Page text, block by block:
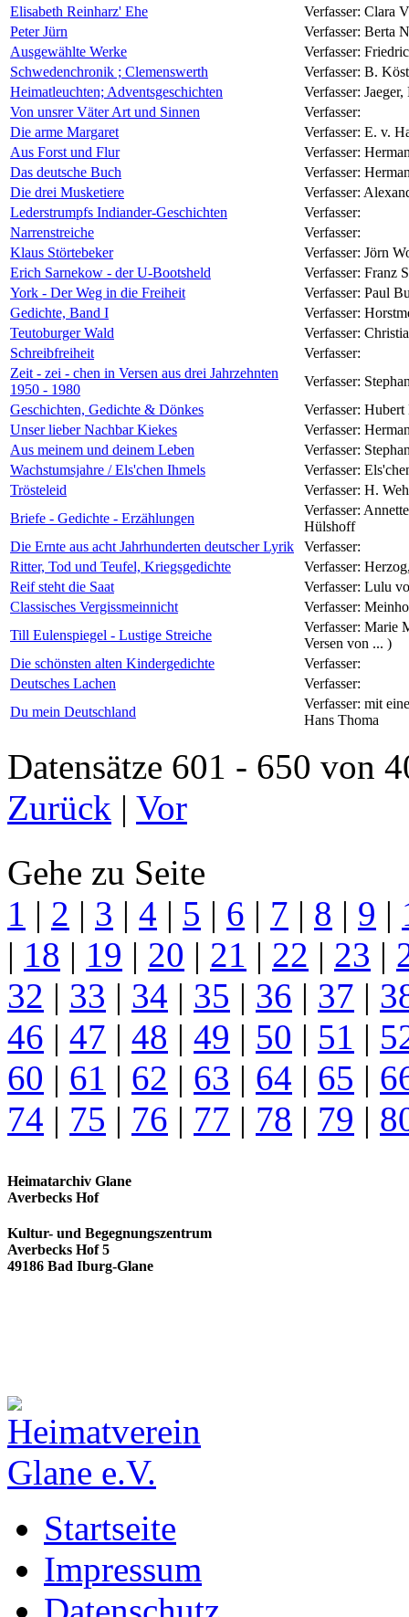
Elisabeth Reinharz' Ehe
Verfasser: Clara
Peter Jürn
Verfasser: Berta
Ausgewählte Werke
Verfasser:
Schwedenchronik ; Clemenswerth
Verfasser: B.
Heimatleuchten; Adventsgeschichten
Verfasser: Jaeger,
Von unsrer Väter Art und Sinnen
Verfasser:
Die arme Margaret
Verfasser: E. v.
Aus Forst und Flur
Verfasser:
Das deutsche Buch
Verfasser:
Die drei Musketiere
Verfasser:
Lederstrumpfs Indiander-Geschichten
Verfasser:
Narrenstreiche
Verfasser:
Klaus Störtebeker
Verfasser: Jörn
Erich Sarnekow - der U-Bootsheld
Verfasser: Franz
York - Der Weg in die Freiheit
Verfasser: Paul
Gedichte, Band I
Verfasser:
Teutoburger Wald
Verfasser:
Schreibfreiheit
Verfasser:
Zeit - zei - chen in Versen aus drei Jahrzehnten
1950 - 1980
Verfasser:
Geschichten, Gedichte & Dönkes
Verfasser: Hubert
Unser lieber Nachbar Kiekes
Verfasser:
Aus meinem und deinem Leben
Verfasser:
Wachstumsjahre / Els'chen Ihmels
Verfasser:
Trösteleid
Verfasser: H.
Briefe - Gedichte - Erzählungen
Verfasser:
Hülshoff
Die Ernte aus acht Jahrhunderten deutscher Lyrik
Verfasser:
Ritter, Tod und Teufel, Kriegsgedichte
Verfasser:
Reif steht die Saat
Verfasser: Lulu
Classisches Vergissmeinnicht
Verfasser:
Till Eulenspiegel - Lustige Streiche
Verfasser: Marie
Versen von ... )
Die schönsten alten Kindergedichte
Verfasser:
Deutsches Lachen
Verfasser:
Du mein Deutschland
Verfasser: mit
Hans Thoma
Datensätze 601 - 650
Zurück | Vor
Gehe zu Seite
1 | 2 | 3 | 4 | 5 | 6 | 7 | 8 | 9 |
| 18 | 19 | 20 | 21 | 22 | 23 |
32 | 33 | 34 | 35 | 36 | 37 |
46 | 47 | 48 | 49 | 50 | 51 |
60 | 61 | 62 | 63 | 64 | 65 |
74 | 75 | 76 | 77 | 78 | 79 |
Heimatarchiv Glane
Averbecks Hof
Kultur- und Begegnungszentrum
Averbecks Hof 5
49186 Bad Iburg-Glane
Startseite
Impressum